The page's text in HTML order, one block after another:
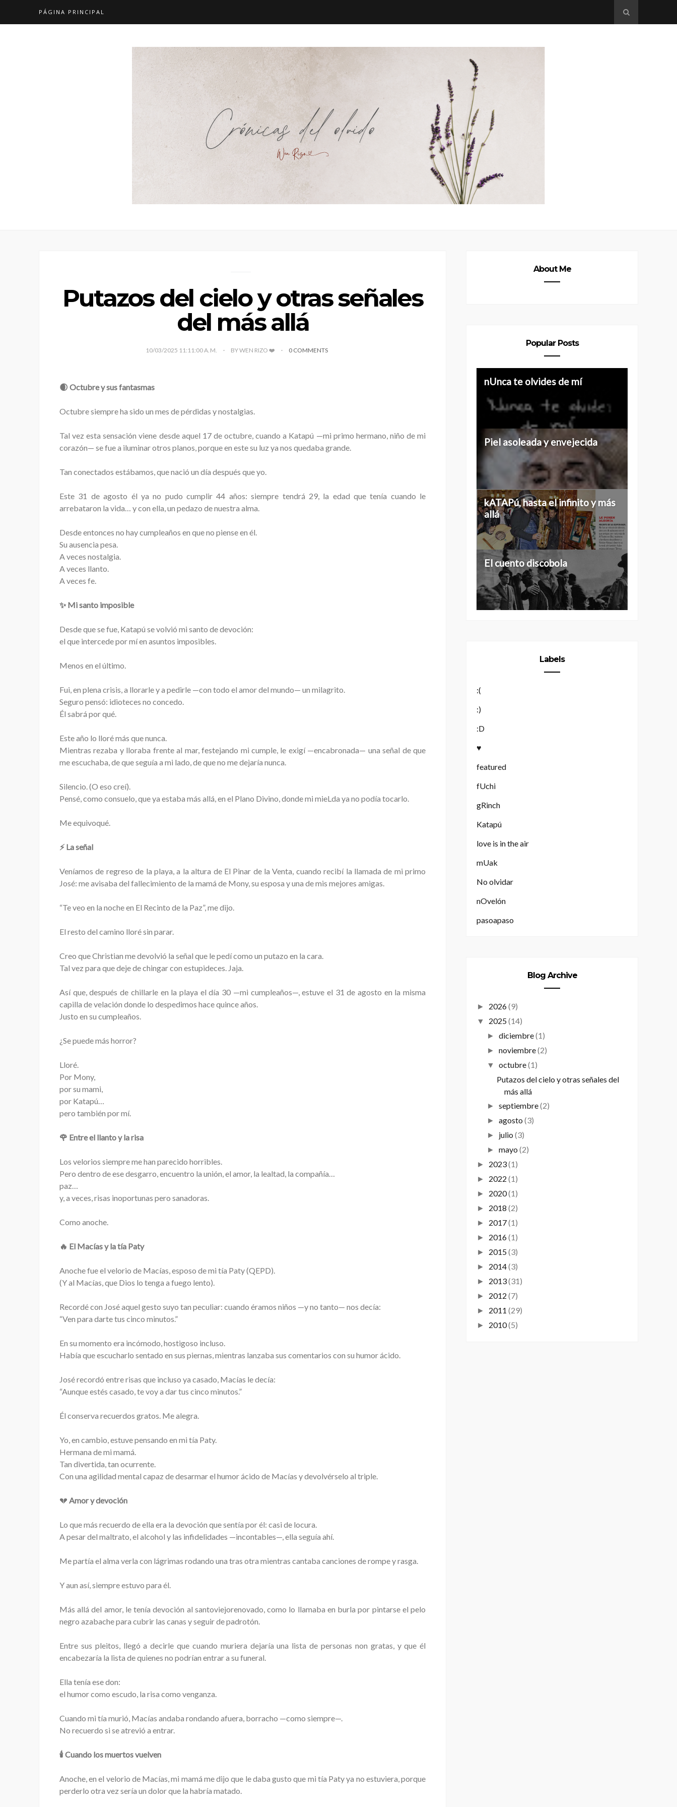
PÁGINA PRINCIPAL
Putazos del cielo y otras señales
del más allá
10/03/2025 11:11:00 A. M. BY WEN RIZO ❤️ 0 COMMENTS
🌒 Octubre y sus fantasmas
Octubre siempre ha sido un mes de pérdidas y nostalgias.
Tal vez esta sensación viene desde aquel 17 de octubre, cuando a Katapú —mi primo hermano, niño de mi
corazón— se fue a iluminar otros planos, porque en este su luz ya nos quedaba grande.
Tan conectados estábamos, que nació un día después que yo.
Este 31 de agosto él ya no pudo cumplir 44 años: siempre tendrá 29, la edad que tenía cuando le
arrebataron la vida… y con ella, un pedazo de nuestra alma.
Desde entonces no hay cumpleaños en que no piense en él.
Su ausencia pesa.
A veces nostalgia.
A veces llanto.
A veces fe.
✨ Mi santo imposible
Desde que se fue, Katapú se volvió mi santo de devoción:
el que intercede por mí en asuntos imposibles.
Menos en el último.
Fui, en plena crisis, a llorarle y a pedirle —con todo el amor del mundo— un milagrito.
Seguro pensó: idioteces no concedo.
Él sabrá por qué.
Este año lo lloré más que nunca.
Mientras rezaba y lloraba frente al mar, festejando mi cumple, le exigí —encabronada— una señal de que
me escuchaba, de que seguía a mi lado, de que no me dejaría nunca.
Silencio. (O eso creí).
Pensé, como consuelo, que ya estaba más allá, en el Plano Divino, donde mi mieLda ya no podía tocarlo.
Me equivoqué.
⚡ La señal
Veníamos de regreso de la playa, a la altura de El Pinar de la Venta, cuando recibí la llamada de mi primo
José: me avisaba del fallecimiento de la mamá de Mony, su esposa y una de mis mejores amigas.
“Te veo en la noche en El Recinto de la Paz”, me dijo.
El resto del camino lloré sin parar.
Creo que Christian me devolvió la señal que le pedí como un putazo en la cara.
Tal vez para que deje de chingar con estupideces. Jaja.
Así que, después de chillarle en la playa el día 30 —mi cumpleaños—, estuve el 31 de agosto en la misma
capilla de velación donde lo despedimos hace quince años.
Justo en su cumpleaños.
¿Se puede más horror?
Lloré.
Por Mony,
por su mami,
por Katapú…
pero también por mí.
🌹 Entre el llanto y la risa
Los velorios siempre me han parecido horribles.
Pero dentro de ese desgarro, encuentro la unión, el amor, la lealtad, la compañía…
paz…
y, a veces, risas inoportunas pero sanadoras.
Como anoche.
🔥 El Macías y la tía Paty
Anoche fue el velorio de Macías, esposo de mi tía Paty (QEPD).
(Y al Macías, que Dios lo tenga a fuego lento).
Recordé con José aquel gesto suyo tan peculiar: cuando éramos niños —y no tanto— nos decía:
“Ven para darte tus cinco minutos.”
En su momento era incómodo, hostigoso incluso.
Había que escucharlo sentado en sus piernas, mientras lanzaba sus comentarios con su humor ácido.
José recordó entre risas que incluso ya casado, Macías le decía:
“Aunque estés casado, te voy a dar tus cinco minutos.”
Él conserva recuerdos gratos. Me alegra.
Yo, en cambio, estuve pensando en mi tía Paty.
Hermana de mi mamá.
Tan divertida, tan ocurrente.
Con una agilidad mental capaz de desarmar el humor ácido de Macías y devolvérselo al triple.
💔 Amor y devoción
Lo que más recuerdo de ella era la devoción que sentía por él: casi de locura.
A pesar del maltrato, el alcohol y las infidelidades —incontables—, ella seguía ahí.
Me partía el alma verla con lágrimas rodando una tras otra mientras cantaba canciones de rompe y rasga.
Y aun así, siempre estuvo para él.
Más allá del amor, le tenía devoción al santoviejorenovado, como lo llamaba en burla por pintarse el pelo
negro azabache para cubrir las canas y seguir de padrotón.
Entre sus pleitos, llegó a decirle que cuando muriera dejaría una lista de personas non gratas, y que él
encabezaría la lista de quienes no podrían entrar a su funeral.
Ella tenía ese don:
el humor como escudo, la risa como venganza.
Cuando mi tía murió, Macías andaba rondando afuera, borracho —como siempre—.
No recuerdo si se atrevió a entrar.
🕯️ Cuando los muertos vuelven
Anoche, en el velorio de Macías, mi mamá me dijo que le daba gusto que mi tía Paty ya no estuviera, porque
perderlo otra vez sería un dolor que la habría matado.
About Me
Popular Posts
Historias de 40 y más
nUnca te olvides de mí
Piel asoleada y envejecida
Historias de 40...
kATAPú, hasta el infinito y más
allá
Tres grados de separación
El cuento discobola
Labels
:(
:)
:D
♥
featured
fUchi
gRinch
Katapú
love is in the air
mUak
No olvidar
nOvelón
pasoapaso
Blog Archive
► 2026(9)
▼ 2025(14)
► diciembre(1)
► noviembre(2)
▼ octubre(1)
Putazos del cielo y otras señales del
más allá
► septiembre(2)
► agosto (3)
► julio (3)
► mayo (2)
► 2023(1)
► 2022 (1)
► 2020(1)
► 2018 (2)
► 2017(1)
► 2016(1)
► 2015(3)
► 2014(3)
► 2013(31)
► 2012 (7)
► 2011 (29)
► 2010(5)